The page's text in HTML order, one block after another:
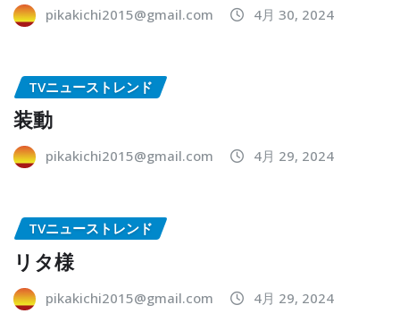
pikakichi2015@gmail.com 4月 30, 2024
TVニューストレンド
装動
pikakichi2015@gmail.com 4月 29, 2024
TVニューストレンド
リタ様
pikakichi2015@gmail.com 4月 29, 2024